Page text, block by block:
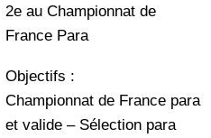
2e au Championnat de
France Para
Objectifs :
Championnat de France para
et valide – Sélection para